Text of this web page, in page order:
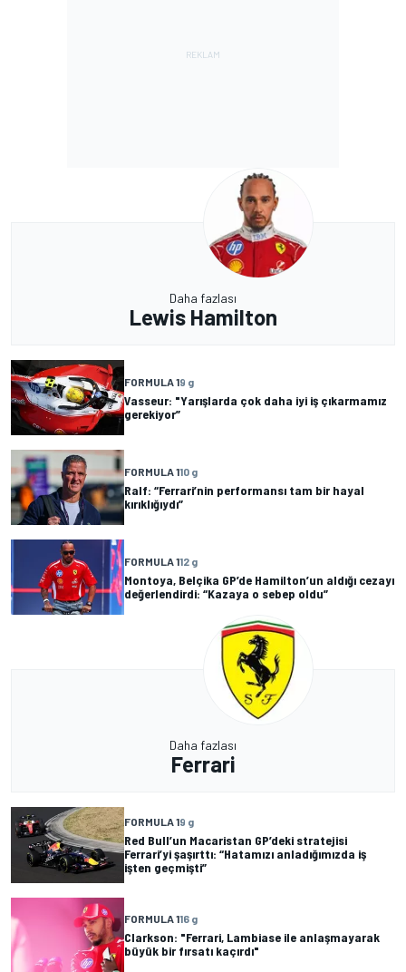
Daha fazlası
Lewis Hamilton
FORMULA 19 g
Vasseur: "Yarışlarda çok daha iyi iş çıkarmamız
gerekiyor”
FORMULA 110 g
Ralf: “Ferrari’nin performansı tam bir hayal
kırıklığıydı”
FORMULA 112 g
Montoya, Belçika GP’de Hamilton’un aldığı cezayı
değerlendirdi: “Kazaya o sebep oldu”
Daha fazlası
Ferrari
FORMULA 19 g
Red Bull’un Macaristan GP’deki stratejisi
Ferrari’yi şaşırttı: “Hatamızı anladığımızda iş
işten geçmişti”
FORMULA 116 g
Clarkson: "Ferrari, Lambiase ile anlaşmayarak
büyük bir fırsatı kaçırdı"